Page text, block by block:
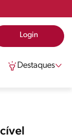
Login
Destaques